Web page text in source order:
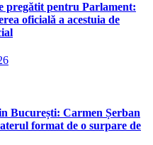
pregătit pentru Parlament:
oficială a acestuia de
București: Carmen Șerban
format de o surpare de